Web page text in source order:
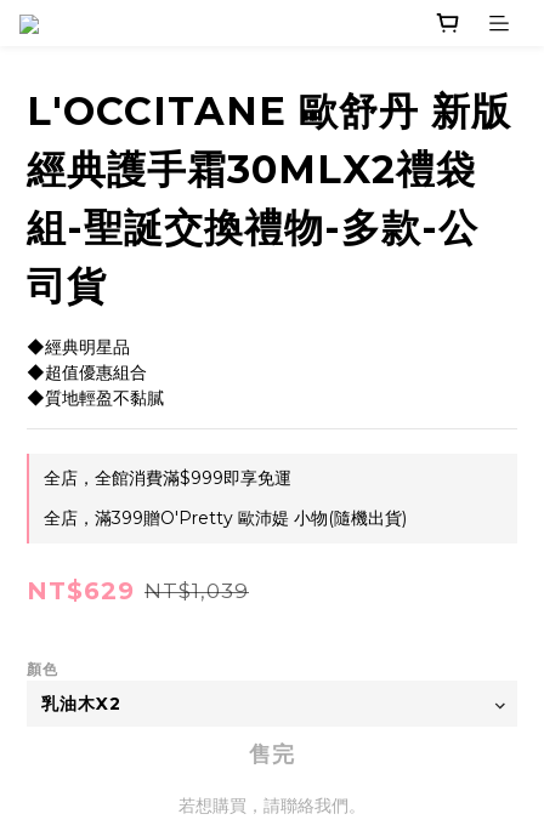
L'OCCITANE 歐舒丹 新版
經典護手霜30MLX2禮袋
組-聖誕交換禮物-多款-公
司貨
◆經典明星品
◆超值優惠組合
◆質地輕盈不黏膩
全店，全館消費滿$999即享免運
全店，滿399贈O'Pretty 歐沛媞 小物(隨機出貨)
NT$629 NT$1,039
顏色
售完
若想購買，請聯絡我們。